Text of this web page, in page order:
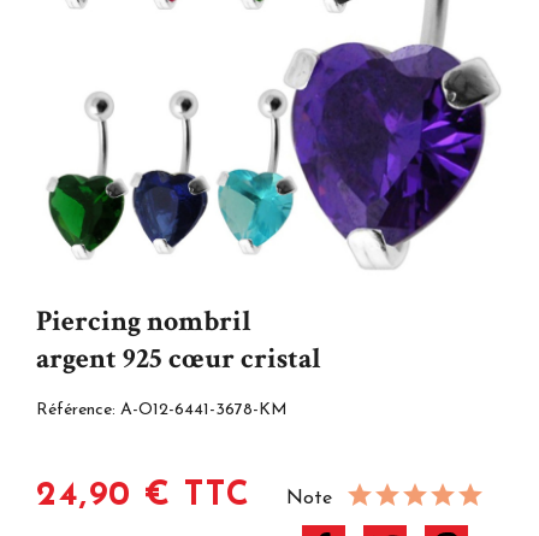
Piercing nombril
argent 925 cœur cristal
Référence: A-O12-6441-3678-KM
24,90 € TTC Note